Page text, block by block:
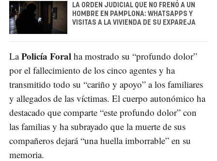
LA ORDEN JUDICIAL QUE NO FRENÓ A UN
HOMBRE EN PAMPLONA: WHATSAPPS Y
VISITAS A LA VIVIENDA DE SU EXPAREJA
LaPolicía Foral ha mostrado su “profundo dolor”
por el fallecimiento de los cinco agentes y ha
transmitido todo su “cariño y apoyo” a los familiares
y allegados de las víctimas. El cuerpo autonómico ha
destacado que comparte “este profundo dolor” con
las familias y ha subrayado que la muerte de sus
compañeros dejará “una huella imborrable” en su
memoria.